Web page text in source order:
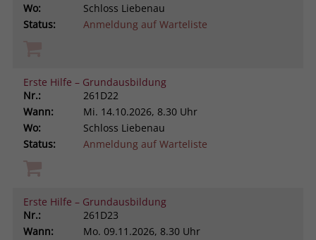
Wo:
Schloss Liebenau
Status:
Anmeldung auf Warteliste
Erste Hilfe – Grundausbildung
Nr.:
261D22
Wann:
Mi. 14.10.2026, 8.30 Uhr
Wo:
Schloss Liebenau
Status:
Anmeldung auf Warteliste
Erste Hilfe – Grundausbildung
Nr.:
261D23
Wann:
Mo. 09.11.2026, 8.30 Uhr